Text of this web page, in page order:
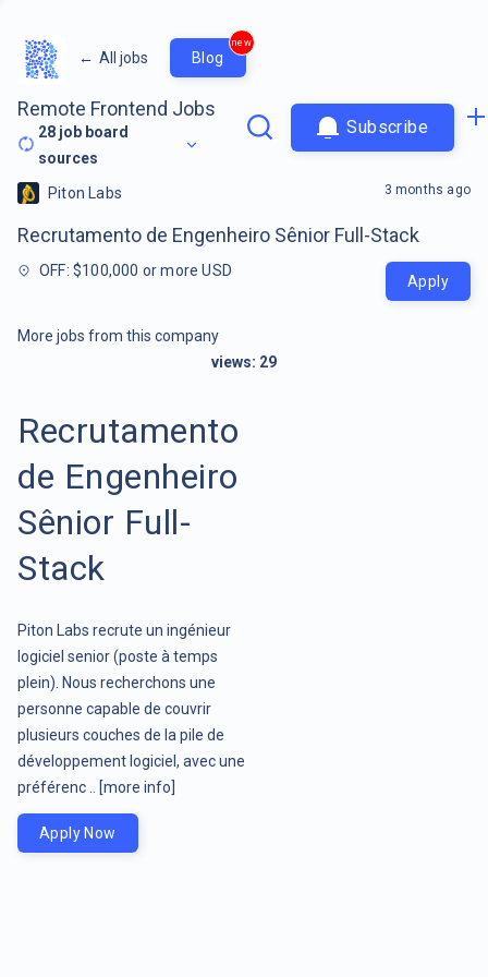
← All jobs Blog
new
Remote Frontend Jobs
28 job board
sources
Subscribe
Piton Labs
Recrutamento de Engenheiro Sênior Full-Stack
OFF: $100,000 or more USD
3 months ago
Apply
More jobs from this company
views: 29
Recrutamento
de Engenheiro
Sênior Full-
Stack
Piton Labs recrute un ingénieur
logiciel senior (poste à temps
plein). Nous recherchons une
personne capable de couvrir
plusieurs couches de la pile de
développement logiciel, avec une
préférenc ..
[more info]
Apply Now